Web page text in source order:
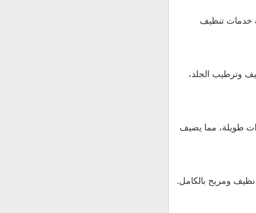
خدمات تنظيف
وترطيب الجلد،
طويلة، مما يضيف
ومريح بالكامل.